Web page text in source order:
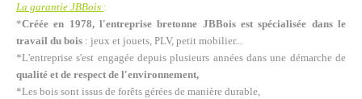
La garantie JBBois :
*Créée en 1978, l'entreprise bretonne JBBois est spécialisée dans le
travail du bois : jeux et jouets, PLV, petit mobilier...
*L'entreprise s'est engagée depuis plusieurs années dans une démarche de
qualité et de respect de l'environnement,
*Les bois sont issus de forêts gérées de manière durable,